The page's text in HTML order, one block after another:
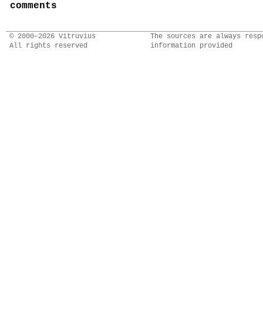
comments
© 2000–2026 Vitruvius
All rights reserved
The sources are always
information provided